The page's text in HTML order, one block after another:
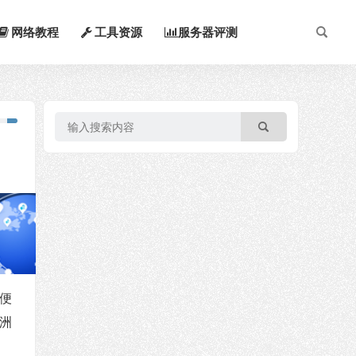
网络教程 工具资源 服务器评测